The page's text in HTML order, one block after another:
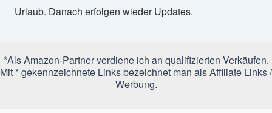
Urlaub. Danach erfolgen wieder Updates.
*Als Amazon-Partner verdiene ich an qualifizierten Verkäufen.
Mit * gekennzeichnete Links bezeichnet man als Affiliate Links /
Werbung.